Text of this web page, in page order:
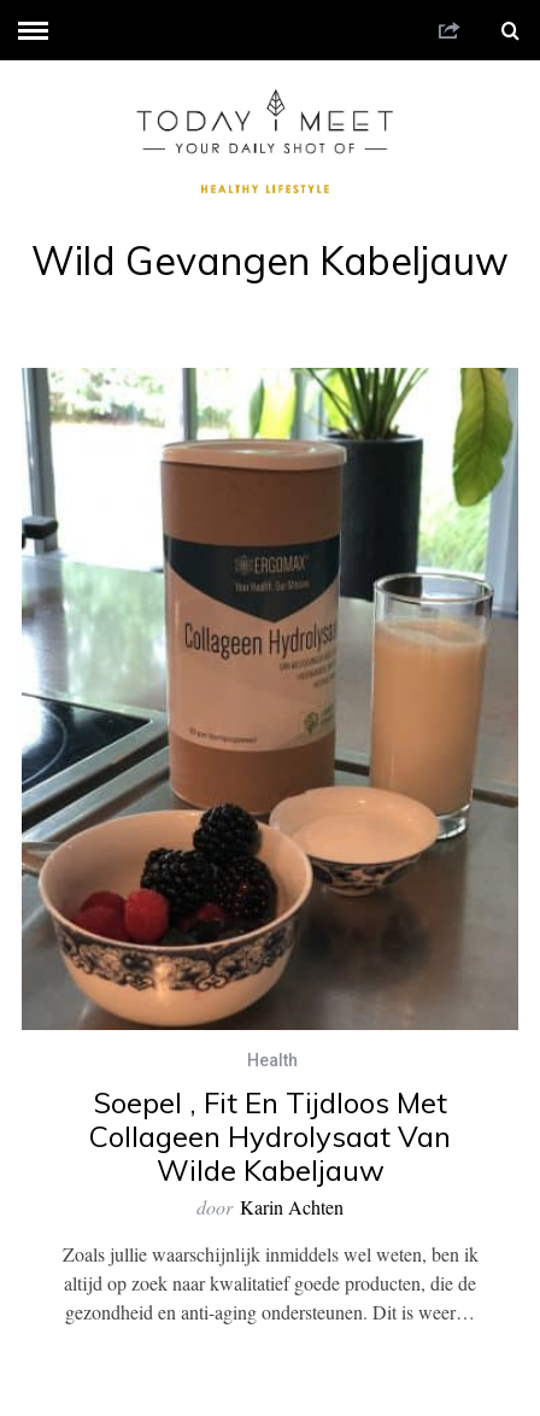
Wild Gevangen Kabeljauw
Health
Soepel , Fit En Tijdloos Met
Collageen Hydrolysaat Van
Wilde Kabeljauw
door Karin Achten
Zoals jullie waarschijnlijk inmiddels wel weten, ben ik
altijd op zoek naar kwalitatief goede producten, die de
gezondheid en anti-aging ondersteunen. Dit is weer…